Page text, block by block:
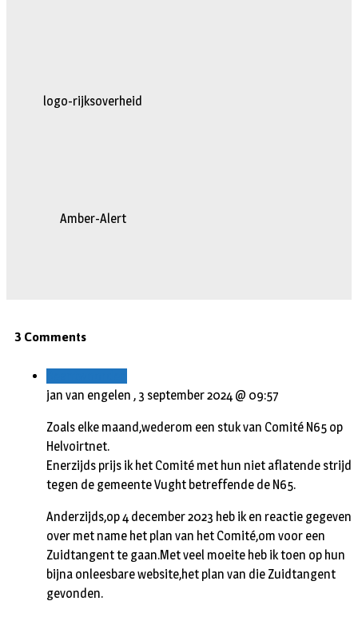
logo-rijksoverheid
Amber-Alert
3 Comments
jan van engelen , 3 september 2024 @ 09:57
Zoals elke maand,wederom een stuk van Comité N65 op
Helvoirtnet.
Enerzijds prijs ik het Comité met hun niet aflatende strijd
tegen de gemeente Vught betreffende de N65.
Anderzijds,op 4 december 2023 heb ik en reactie gegeven
over met name het plan van het Comité,om voor een
Zuidtangent te gaan.Met veel moeite heb ik toen op hun
bijna onleesbare website,het plan van die Zuidtangent
gevonden.